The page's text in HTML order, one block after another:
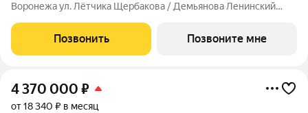
Воронежа ул. Лётчика Щербакова / Демьянова Ленинский
Современный жилой комплекс в тихом центре города. Рядом
цирк, парк им. Дурова, ТЦ,
Позвонить Позвоните мне
4 370 000 ₽
от 18 340 ₽ в месяц